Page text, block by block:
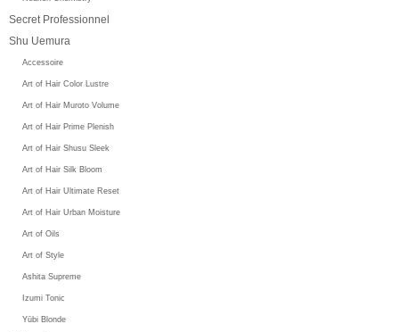
Secret Professionnel
Shu Uemura
Accessoire
Art of Hair Color Lustre
Art of Hair Muroto Volume
Art of Hair Prime Plenish
Art of Hair Shusu Sleek
Art of Hair Silk Bloom
Art of Hair Ultimate Reset
Art of Hair Urban Moisture
Art of Oils
Art of Style
Ashita Supreme
Izumi Tonic
Yūbi Blonde